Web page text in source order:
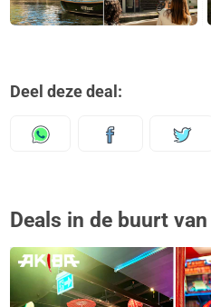
Deel deze deal:
Deals in de buurt